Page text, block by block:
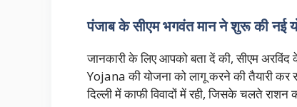
पंजाब के सीएम भगवंत मान ने शुरू की नई
जानकारी के लिए आपको बता दें की, सीएम
Yojana की योजना को लागू करने की तैयारी कर
दिल्ली में काफी विवादों में रही, जिसके चलते राशन